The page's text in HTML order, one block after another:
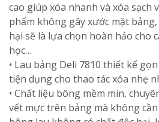
cao giúp xóa nhanh và xóa sạch
phẩm không gây xước mặt
hại sẽ là lựa chọn hoàn hảo cho
học…
• Lau bảng Deli 7810 thiết kế
tiện dụng cho thao tác xóa nhẹ
• Chất liệu bông mềm min,
vết mực trên bảng mà không